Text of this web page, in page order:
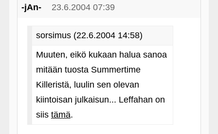
-jAn- 23.6.2004 07:39
sorsimus (22.6.2004 14:58)
Muuten, eikö kukaan halua sanoa
mitään tuosta Summertime
Killeristä, luulin sen olevan
kiintoisan julkaisun... Leffahan on
siis tämä.